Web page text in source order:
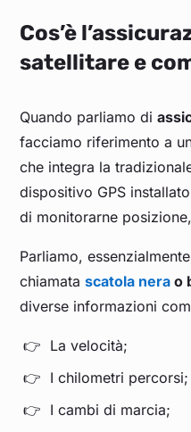
Cos’è
satellitare e
Quando parliamo di
facciamo riferimento a
che integra la
dispositivo GPS
di monitorarne
Parliamo,
chiamatascatola nera o
diverse informazioni
La velocità;
I chilometri percorsi;
I cambi di marcia;